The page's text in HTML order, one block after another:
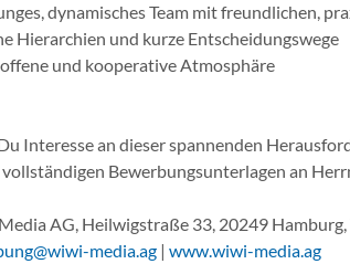
dynamisches Team mit freundlichen,
Hierarchien und kurze Entscheidungswege
und kooperative Atmosphäre
Interesse an dieser spannenden
Bewerbungsunterlagen an
AG, Heilwigstraße 33, 20249 Hamburg,
media.ag | www.wiwi-media.ag